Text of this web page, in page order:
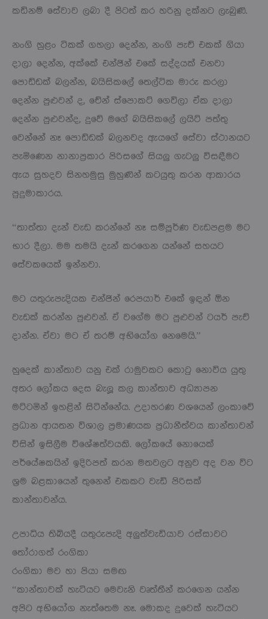
කඩිනම් සේවාව ලබා දී පිටත් කර හරිනු දක්නට ලැබුණි.
නංගි හුළං ටිකක් ගහලා දෙන්න, නංගි පැච් එකක් ගියා
දාලා දෙන්න, අක්කේ එන්ජින් එකේ සද්දයක් එනවා
පොඩ්ඩක් බලන්න, බයිසිකලේ තෙල්ටික මාරු කරලා
දෙන්න පුළුවන් ද, චේන් ස්පොකට් ගෙවිලා ඒක දාලා
දෙන්න පුළුවන්ද, දුවේ මගේ බයිසිකලේ ලයිට් පත්තු
වෙන්නේ නෑ පොඩ්ඩක් බලනවද ඇයගේ සේවා ස්ථානයට
පැමිණෙන නානාප්‍රකාර පිරිසගේ සියලු ගැටලු විසඳීමට
ඇය සුහදව සිනහමුසු මුහුණින් කටයුතු කරන ආකාරය
පුදුමාකාරය.
“තාත්තා දැන් වැඩ කරන්නේ නෑ සම්පූර්ණ වැඩපළම මට
භාර දීලා. මම තමයි දැන් කරගෙන යන්නේ සහයට
සේවකයෙක් ඉන්නවා.
මට යතුරුපැදියක එන්ජින් රෙපයාර් එකේ ඉඳන් ඕන
වැඩක් කරන්න පුළුවන්. ඒ වගේම මට පුළුවන් ටයර් පැච්
දාන්න. ඒවා මට ඒ තරම් අභියෝග නෙමෙයි.”
හුදෙක් කාන්තාව යනු එක් රාමුවකට කොටු නොවිය යුතු
අතර ලෝකය දෙස බැලූ කල කාන්තාව අධ්‍යාපන
මට්ටමින් ඉහළින් සිටින්නේය. උදාහරණ වශයෙන් ලංකාවේ
ප්‍රධාන ආයතන විශාල ප්‍රමාණයක ප්‍රධානීත්වය කාන්තාවන්
විසින් ඉසිලීම විශේෂත්වයකි. ලෝකයේ නොයෙක්
පර්යේෂකයින් ඉදිරිපත් කරන මතවලට අනුව අද වන විට
ශ්‍රම බළකායෙන් තුනෙන් එකකට වැඩි පිරිසක්
කාන්තාවන්ය.
උපාධිය තිබියදී යතුරුපැදි අලුත්වැඩියාව රස්සාවට
තෝරාගත් රංගිකා
රංගිකා මව හා පියා සමඟ
“කාන්තාවක් හැටියට මෙවැනි වෘත්තීන් කරගෙන යන්න
අපිට අභියෝග නැත්තෙම නෑ. මොකද දුවෙක් හැටියට